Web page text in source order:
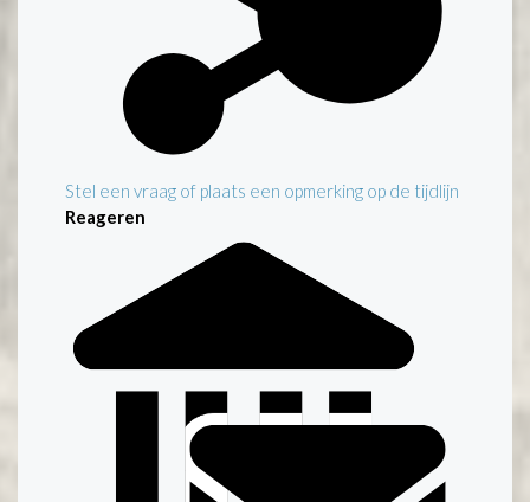
Stel een vraag of plaats een opmerking op de tijdlijn
Reageren